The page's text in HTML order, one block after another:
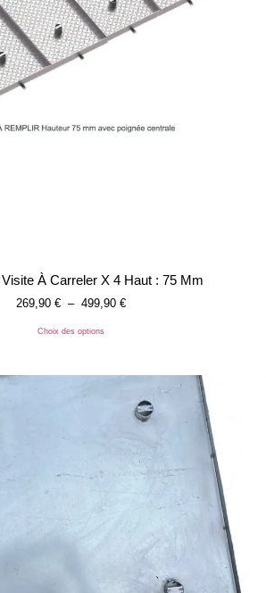
À Carreler X 4 Haut : 75 Mm
269,90 € – 499,90 €
Choix des options